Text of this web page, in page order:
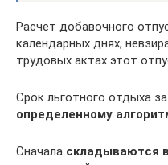
Расчет добавочного
календарных днях,
трудовых актах этот
Срок льготного отдыха
определенному
Сначала складываются